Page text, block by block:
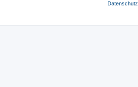
Datenschutz